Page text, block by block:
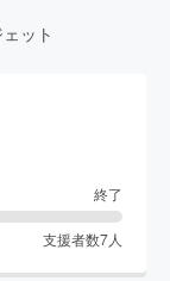
ット
終了
支援者数7人